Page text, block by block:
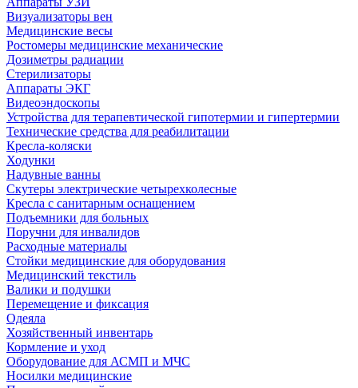
Визуализаторы вен
Медицинские весы
Ростомеры медицинские механические
Дозиметры радиации
Стерилизаторы
Аппараты ЭКГ
Видеоэндоскопы
Устройства для терапевтической гипотермии и гипертермии
Технические средства для реабилитации
Кресла-коляски
Ходунки
Надувные ванны
Скутеры электрические четырехколесные
Кресла с санитарным оснащением
Подъемники для больных
Поручни для инвалидов
Расходные материалы
Стойки медицинские для оборудования
Медицинский текстиль
Валики и подушки
Перемещение и фиксация
Одеяла
Хозяйственный инвентарь
Кормление и уход
Оборудование для АСМП и МЧС
Носилки медицинские